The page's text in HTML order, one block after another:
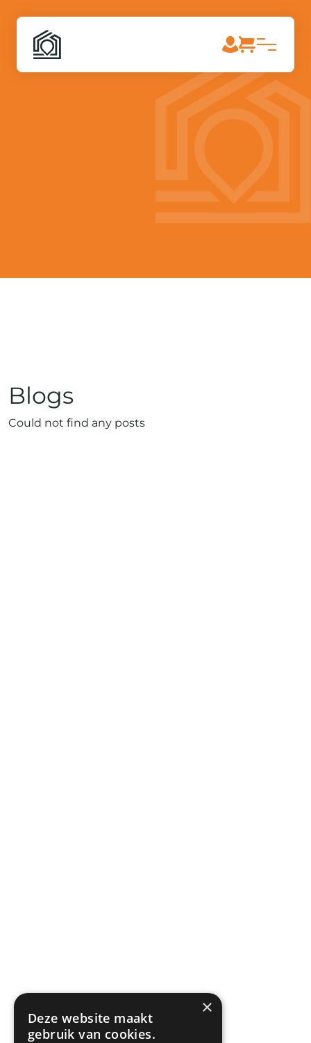
Blogs
Could not find any posts
×
Deze website maakt
gebruik van cookies.